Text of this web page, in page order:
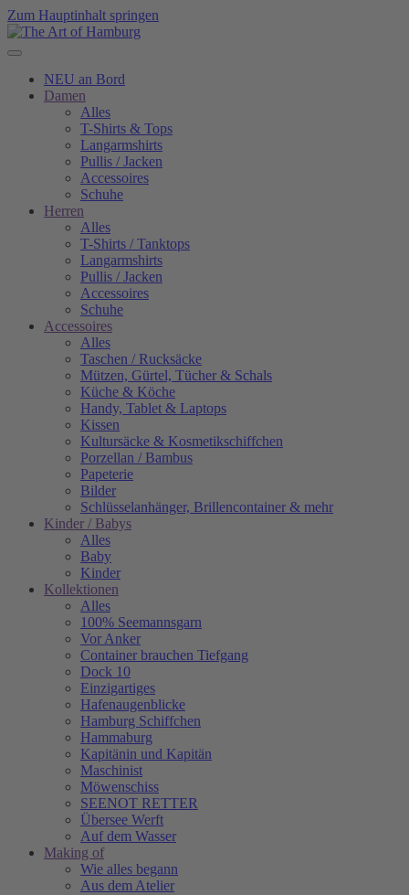
Zum Hauptinhalt springen
NEU an Bord
Damen
Alles
T-Shirts & Tops
Langarmshirts
Pullis / Jacken
Accessoires
Schuhe
Herren
Alles
T-Shirts / Tanktops
Langarmshirts
Pullis / Jacken
Accessoires
Schuhe
Accessoires
Alles
Taschen / Rucksäcke
Mützen, Gürtel, Tücher & Schals
Küche & Köche
Handy, Tablet & Laptops
Kissen
Kultursäcke & Kosmetikschiffchen
Porzellan / Bambus
Papeterie
Bilder
Schlüsselanhänger, Brillencontainer & mehr
Kinder / Babys
Alles
Baby
Kinder
Kollektionen
Alles
100% Seemannsgarn
Vor Anker
Container brauchen Tiefgang
Dock 10
Einzigartiges
Hafenaugen­blicke
Hamburg Schiffchen
Hammaburg
Kapitänin und Kapitän
Maschinist
Möwenschiss
SEENOT RETTER
Übersee Werft
Auf dem Wasser
Making of
Wie alles begann
Aus dem Atelier